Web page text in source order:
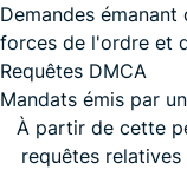
Demandes
forces de l'ordre et
Requêtes DMCA
Mandats émis par
À partir de cette
requêtes